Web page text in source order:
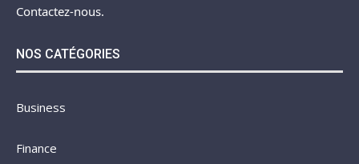
Contactez-nous.
NOS CATÉGORIES
Business
Finance